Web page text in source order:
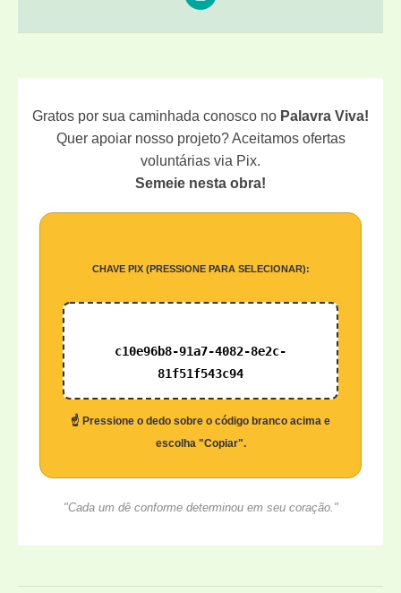
Gratos por sua caminhada conosco no Palavra Viva!
Quer apoiar nosso projeto? Aceitamos ofertas
voluntárias via Pix.
Semeie nesta obra!
CHAVE PIX (PRESSIONE PARA SELECIONAR):
c10e96b8-91a7-4082-8e2c-
81f51f543c94
☝️ Pressione o dedo sobre o código branco acima e
escolha "Copiar".
"Cada um dê conforme determinou em seu coração."